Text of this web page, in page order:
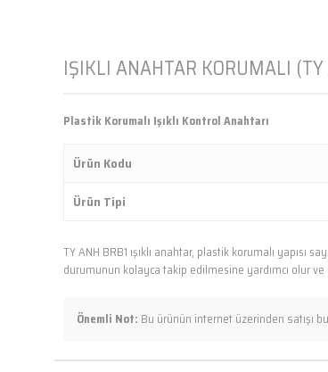
IŞIKLI ANAHTAR KORUMALI (TY
Plastik Korumalı Işıklı Kontrol Anahtarı
Ürün Kodu
Ürün Tipi
TY ANH BRB1 ışıklı anahtar, plastik korumalı yapısı
durumunun kolayca takip edilmesine yardımcı olur
Önemli Not: Bu ürünün internet üzerinden satışı